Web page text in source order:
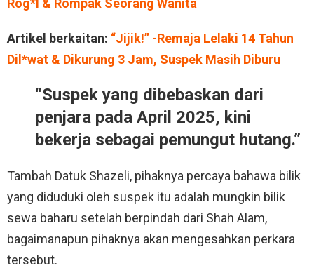
Rog*l & Rompak Seorang Wanita
Artikel berkaitan: “Jijik!” -Remaja Lelaki 14 Tahun
Dil*wat & Dikurung 3 Jam, Suspek Masih Diburu
“Suspek yang dibebaskan dari
penjara pada April 2025, kini
bekerja sebagai pemungut hutang.”
Tambah Datuk Shazeli, pihaknya percaya bahawa bilik
yang diduduki oleh suspek itu adalah mungkin bilik
sewa baharu setelah berpindah dari Shah Alam,
bagaimanapun pihaknya akan mengesahkan perkara
tersebut.